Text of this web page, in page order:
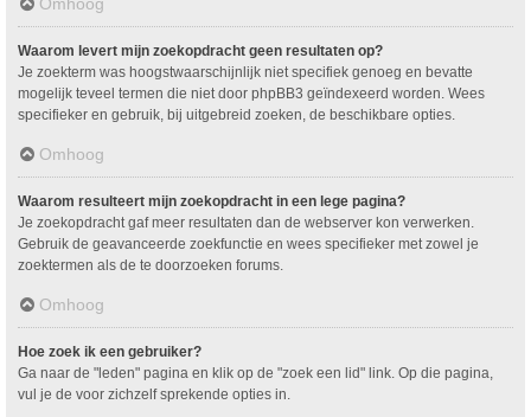
Waarom levert mijn zoekopdracht geen resultaten op?
Je zoekterm was hoogstwaarschijnlijk niet specifiek genoeg en bevatte
mogelijk teveel termen die niet door phpBB3 geïndexeerd worden. Wees
specifieker en gebruik, bij uitgebreid zoeken, de beschikbare opties.
Omhoog
Waarom resulteert mijn zoekopdracht in een lege pagina?
Je zoekopdracht gaf meer resultaten dan de webserver kon verwerken.
Gebruik de geavanceerde zoekfunctie en wees specifieker met zowel je
zoektermen als de te doorzoeken forums.
Omhoog
Hoe zoek ik een gebruiker?
Ga naar de "leden" pagina en klik op de "zoek een lid" link. Op die pagina,
vul je de voor zichzelf sprekende opties in.